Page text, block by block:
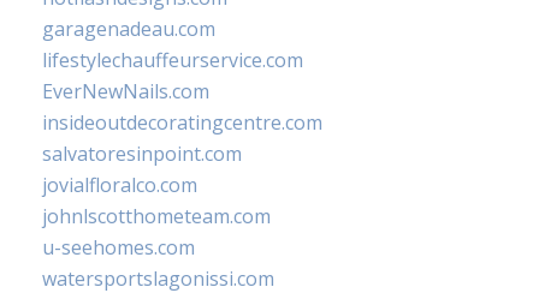
garagenadeau.com
lifestylechauffeurservice.com
EverNewNails.com
insideoutdecoratingcentre.com
salvatoresinpoint.com
jovialfloralco.com
johnlscotthometeam.com
u-seehomes.com
watersportslagonissi.com